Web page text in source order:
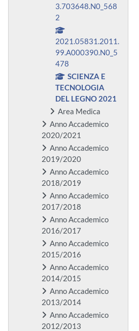
3.703648.N0_568
2
2021.05831.2011.
99.A000390.N0_5
478
SCIENZA E
TECNOLOGIA
DEL LEGNO 2021
Area Medica
Anno Accademico
2020/2021
Anno Accademico
2019/2020
Anno Accademico
2018/2019
Anno Accademico
2017/2018
Anno Accademico
2016/2017
Anno Accademico
2015/2016
Anno Accademico
2014/2015
Anno Accademico
2013/2014
Anno Accademico
2012/2013